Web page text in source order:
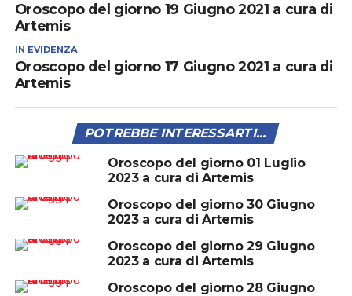
Oroscopo del giorno 19 Giugno 2021 a cura di
Artemis
IN EVIDENZA
Oroscopo del giorno 17 Giugno 2021 a cura di
Artemis
POTREBBE INTERESSARTI...
Oroscopo del giorno 01 Luglio
2023 a cura di Artemis
Oroscopo del giorno 30 Giugno
2023 a cura di Artemis
Oroscopo del giorno 29 Giugno
2023 a cura di Artemis
Oroscopo del giorno 28 Giugno